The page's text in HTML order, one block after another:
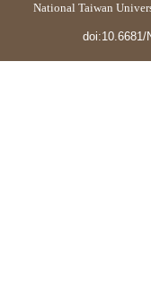
National Taiwan
doi:10.6681/